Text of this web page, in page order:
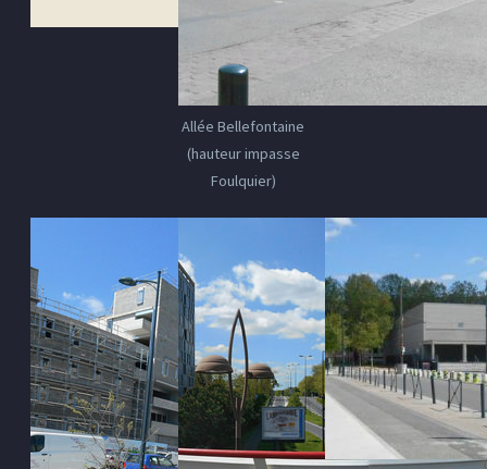
Allée Bellefontaine
(hauteur impasse
Foulquier)